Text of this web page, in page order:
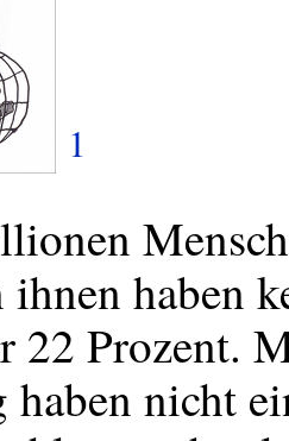
1
haben
22 Prozent.
nicht